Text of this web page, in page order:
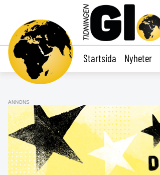
Startsida Nyheter
ANNONS